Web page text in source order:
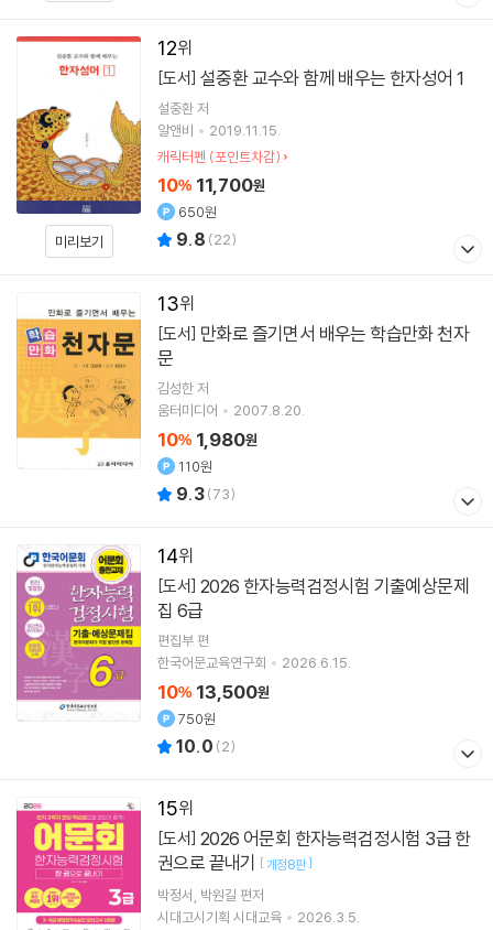
12
미리보기
[도서] 설중환 교수와 함께 배우는 한자성어 1
설중환저
알앤비
2019.11.15.
캐릭터펜 (포인트차감)
10% 11,700원
650원
9.8 (22)
13
[도서]
문
김성한 저
움터미디어
2007.8.20.
10% 1,980원
110원
9.3(73)
14
[도서]
집 6급
편집부 편
한국어문교육연구회
2026.6.15.
10% 13,500원
750원
10.0 (2)
15
[도서]
권으로 끝내기 [개정8판]
박정서 박원길 편저
시대고시기획 시대교육
2026.3.5.